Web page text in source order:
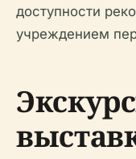
доступности
учреждением